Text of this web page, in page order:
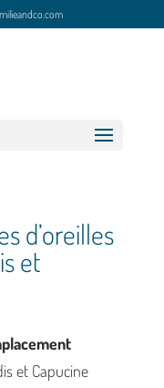
d’oreilles
et
et Capucine